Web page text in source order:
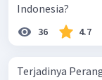
Indonesia?
36 4.7
Terjadinya